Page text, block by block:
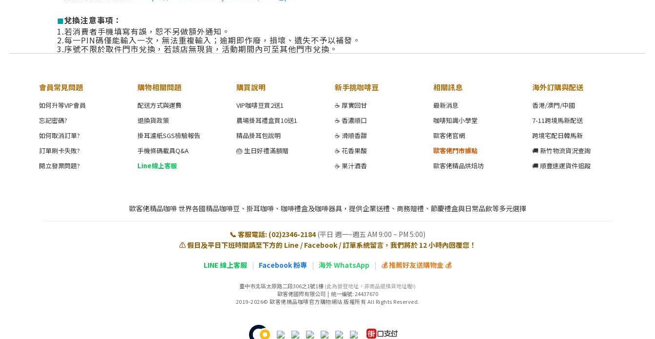
◼︎兌換注意事項：
1.若消費者手機填寫有誤，恕不另做額外通知。
2.每一PIN碼僅能輸入一次，無法重複輸入；逾期即作廢，損壞、遺失不予以補發。
3.序號不限於取件門市兌換，若該店無現貨，活動期間內可至其他門市兌換。
會員常見問題
如何升等VIP會員
忘記密碼?
如何取消訂單?
訂單刷卡失敗?
開立發票問題?
購物相關問題
配送方式與運費
退換貨政策
掛耳濾紙SGS檢驗報告
手機條碼載具Q&A
Line線上客服
購買說明
VIP咖啡豆買2送1
農場掛耳禮盒買10送1
精品掛耳包說明
🎂 生日好禮滿額贈
新手挑咖啡豆
☕ 厚實回甘
☕ 香濃順口
☕ 滑順香甜
☕ 花香果酸
☕ 果汁酒香
相關訊息
最新消息
咖啡知識小學堂
歐客佬官網
歐客佬門市據點
歐客佬精品烘焙坊
海外訂購與配送
香港/澳門/中國
7-11跨境馬新配送
跨境宅配日韓馬新
🚚 新竹物流貨況查詢
🚚 順豐速運貨件追蹤
歐客佬精品咖啡 世界各國精品咖啡豆、掛耳咖啡、咖啡禮盒及咖啡器具，提供企業送禮、商務贈禮、節慶禮盒與日常品飲等多元選擇
📞 客服電話: (02)2346-2184 (平日 週一~週五 AM 9:00 ~ PM 5:00)
⚠️ 假日及平日下班時間請至下方的 Line / Facebook / 訂單系統留言，我們將於 12 小時內回覆您！
LINE 線上客服 | Facebook 粉專 | 海外 WhatsApp | 💰 推薦好友送購物金 💰
臺中市北區太原路二段306之1號1樓(此為營登地址，非商品退換貨地址喔!)
歐客佬國際有限公司 | 統一編號: 24437670
2019-2026© 歐客佬精品咖啡官方購物網站 版權所有 All Rights Reserved.